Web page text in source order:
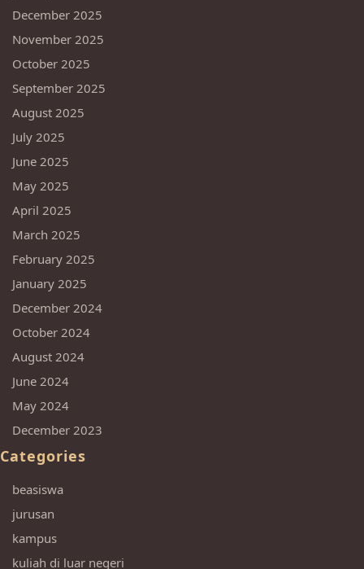
December 2025
November 2025
October 2025
September 2025
August 2025
July 2025
June 2025
May 2025
April 2025
March 2025
February 2025
January 2025
December 2024
October 2024
August 2024
June 2024
May 2024
December 2023
Categories
beasiswa
jurusan
kampus
kuliah di luar negeri